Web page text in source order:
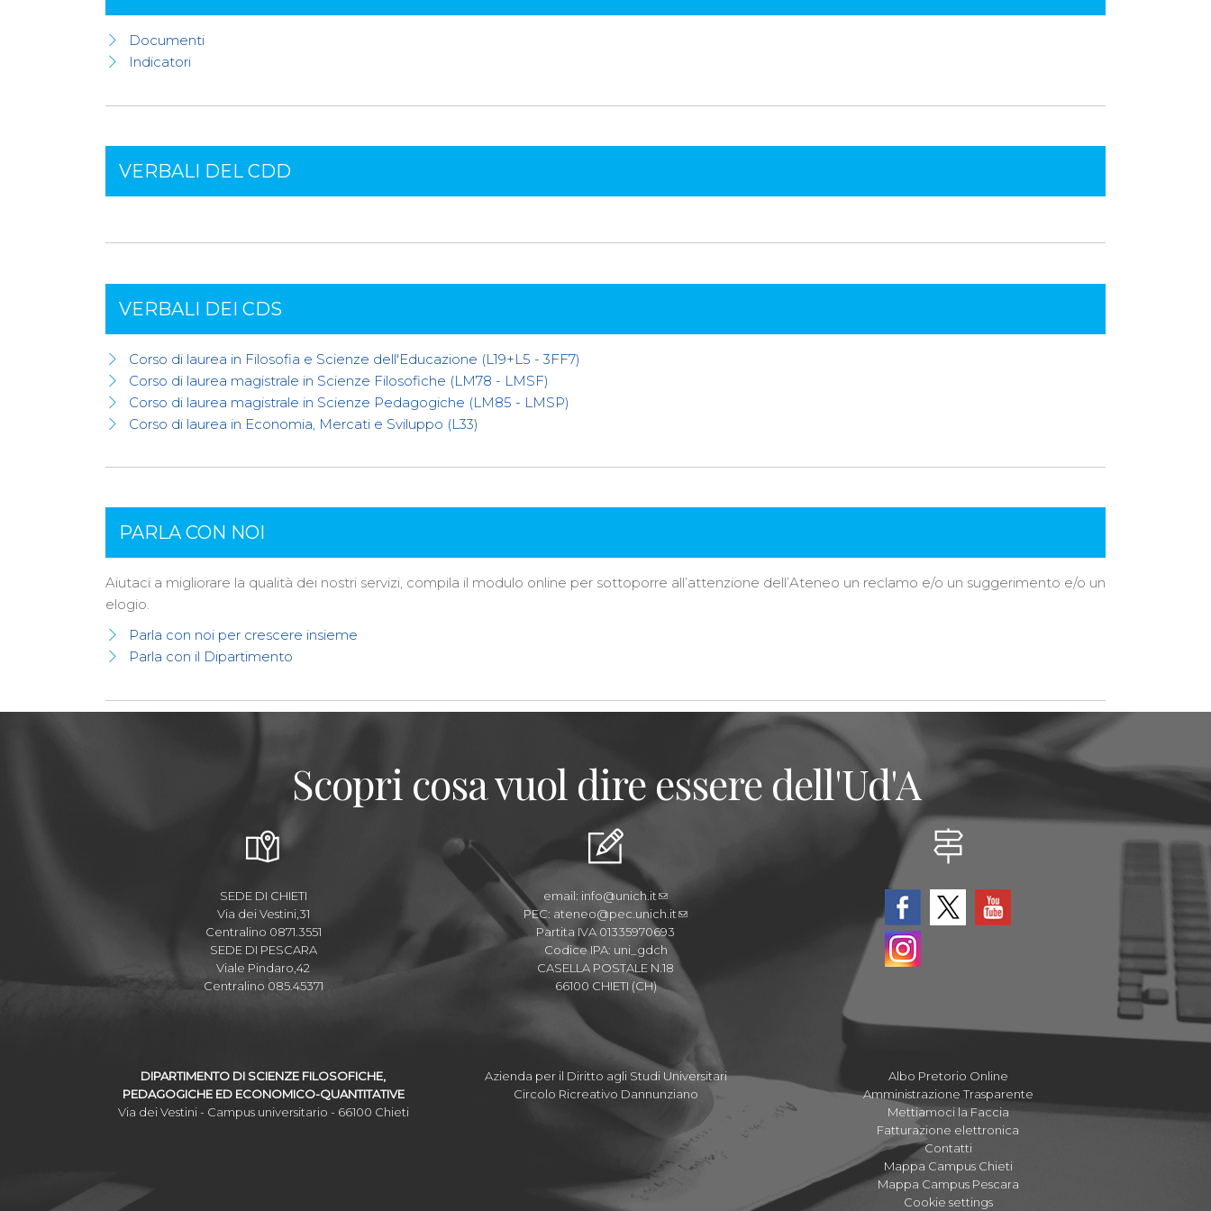
Documenti
Indicatori
VERBALI DEL CDD
VERBALI DEI CDS
Corso di laurea in Filosofia e Scienze dell'Educazione (L19+L5 - 3FF7)
Corso di laurea magistrale in Scienze Filosofiche (LM78 - LMSF)
Corso di laurea magistrale in Scienze Pedagogiche (LM85 - LMSP)
Corso di laurea in Economia, Mercati e Sviluppo (L33)
PARLA CON NOI
Aiutaci a migliorare la qualità dei nostri servizi, compila il modulo online per sottoporre all’attenzione dell’Ateneo un reclamo e/o un suggerimento e/o un
elogio.
Parla con noi per crescere insieme
Parla con il Dipartimento
Scopri cosa vuol dire essere dell'Ud'A
SEDE DI CHIETI
Via dei Vestini,31
Centralino 0871.3551
SEDE DI PESCARA
Viale Pindaro,42
Centralino 085.45371
email: info@unich.it
PEC: ateneo@pec.unich.it
Partita IVA 01335970693
Codice IPA: uni_gdch
CASELLA POSTALE N.18
66100 CHIETI (CH)
DIPARTIMENTO DI SCIENZE FILOSOFICHE,
PEDAGOGICHE ED ECONOMICO-QUANTITATIVE
Via dei Vestini - Campus universitario - 66100 Chieti
Azienda per il Diritto agli Studi Universitari
Circolo Ricreativo Dannunziano
Albo Pretorio Online
Amministrazione Trasparente
Mettiamoci la Faccia
Fatturazione elettronica
Contatti
Mappa Campus Chieti
Mappa Campus Pescara
Cookie settings